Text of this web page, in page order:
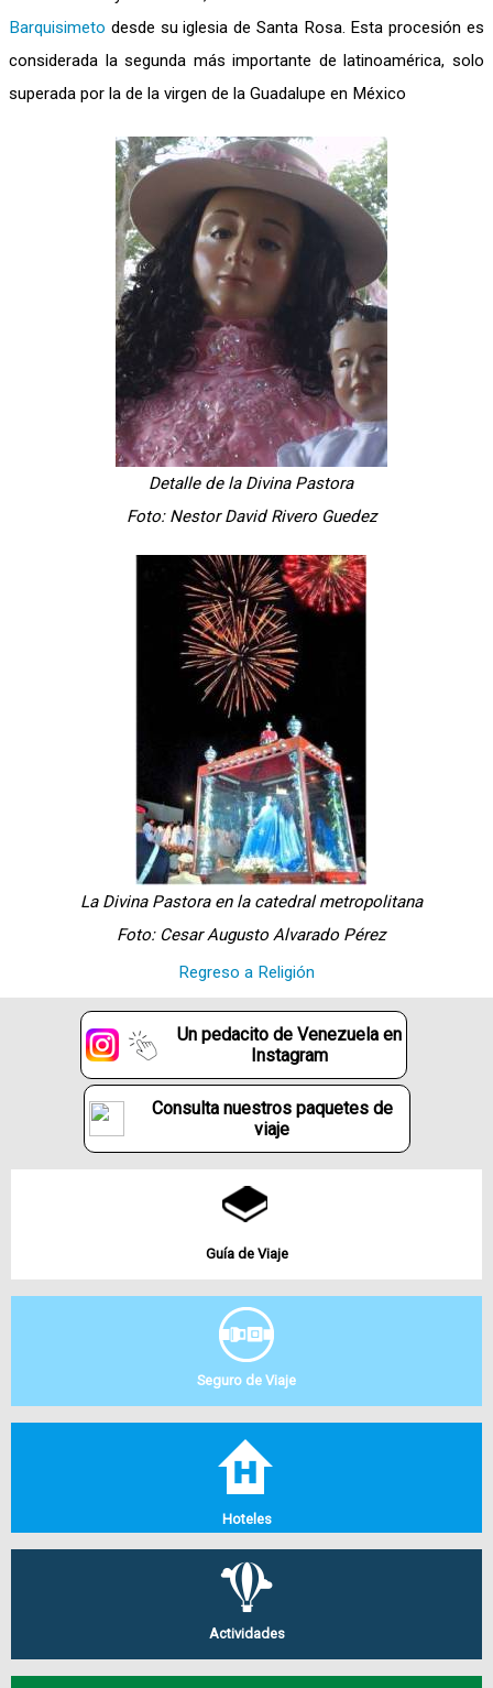
Barquisimeto desde su iglesia de Santa Rosa. Esta procesión es
considerada la segunda más importante de latinoamérica, solo
superada por la de la virgen de la Guadalupe en México
Detalle de la Divina Pastora
Foto: Nestor David Rivero Guedez
La Divina Pastora en la catedral metropolitana
Foto: Cesar Augusto Alvarado Pérez
Regreso a Religión
Un pedacito de Venezuela en
Instagram
Consulta nuestros paquetes de
viaje
Guía de Viaje
Seguro de Viaje
Hoteles
Actividades